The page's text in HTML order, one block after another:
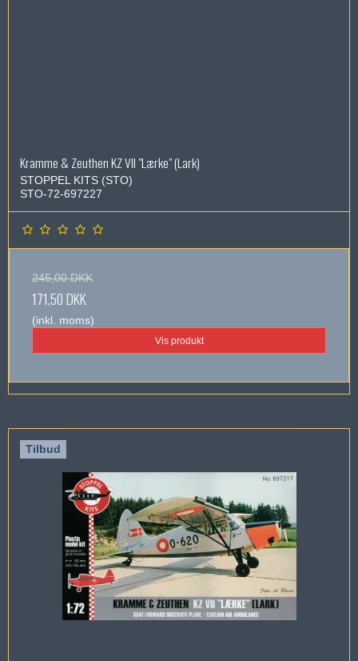
Kramme & Zeuthen KZ VII "Lærke" (Lark)
STOPPEL KITS (STO)
STO-72-697227
245,00 DKK
171,50 DKK
(inkl. moms)
Vis produkt
Tilbud